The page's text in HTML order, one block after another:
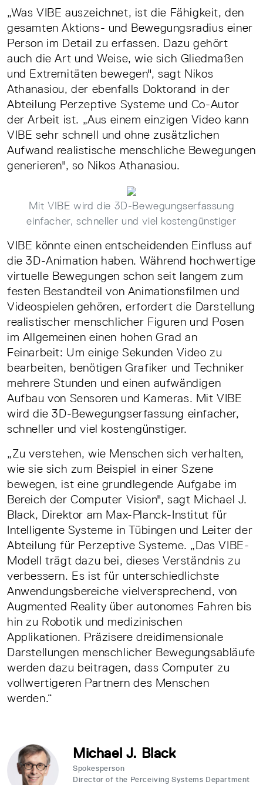
„Was VIBE auszeichnet, ist die Fähigkeit, den
gesamten Aktions- und Bewegungsradius einer
Person im Detail zu erfassen. Dazu gehört
auch die Art und Weise, wie sich Gliedmaßen
und Extremitäten bewegen", sagt Nikos
Athanasiou, der ebenfalls Doktorand in der
Abteilung Perzeptive Systeme und Co-Autor
der Arbeit ist. „Aus einem einzigen Video kann
VIBE sehr schnell und ohne zusätzlichen
Aufwand realistische menschliche Bewegungen
generieren", so Nikos Athanasiou.
Mit VIBE wird die 3D-Bewegungserfassung
einfacher, schneller und viel kostengünstiger
VIBE könnte einen entscheidenden Einfluss auf
die 3D-Animation haben. Während hochwertige
virtuelle Bewegungen schon seit langem zum
festen Bestandteil von Animationsfilmen und
Videospielen gehören, erfordert die Darstellung
realistischer menschlicher Figuren und Posen
im Allgemeinen einen hohen Grad an
Feinarbeit: Um einige Sekunden Video zu
bearbeiten, benötigen Grafiker und Techniker
mehrere Stunden und einen aufwändigen
Aufbau von Sensoren und Kameras. Mit VIBE
wird die 3D-Bewegungserfassung einfacher,
schneller und viel kostengünstiger.
„Zu verstehen, wie Menschen sich verhalten,
wie sie sich zum Beispiel in einer Szene
bewegen, ist eine grundlegende Aufgabe im
Bereich der Computer Vision", sagt Michael J.
Black, Direktor am Max-Planck-Institut für
Intelligente Systeme in Tübingen und Leiter der
Abteilung für Perzeptive Systeme. „Das VIBE-
Modell trägt dazu bei, dieses Verständnis zu
verbessern. Es ist für unterschiedlichste
Anwendungsbereiche vielversprechend, von
Augmented Reality über autonomes Fahren bis
hin zu Robotik und medizinischen
Applikationen. Präzisere dreidimensionale
Darstellungen menschlicher Bewegungsabläufe
werden dazu beitragen, dass Computer zu
vollwertigeren Partnern des Menschen
werden.“
Michael J. Black
Spokesperson
Director of the Perceiving Systems Department